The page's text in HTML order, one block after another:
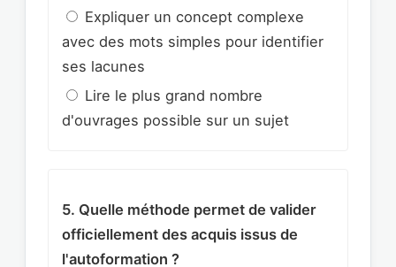
Expliquer un concept complexe
avec des mots simples pour identifier
ses lacunes
Lire le plus grand nombre
d'ouvrages possible sur un sujet
5. Quelle méthode permet de valider
officiellement des acquis issus de
l'autoformation ?